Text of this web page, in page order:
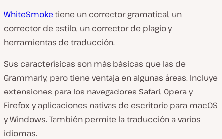
WhiteSmoke tiene un corrector gramatical, un
corrector de estilo, un corrector de plagio y
herramientas de traducción.
Sus caracterísicas son más básicas que las de
Grammarly, pero tiene ventaja en algunas áreas. Incluye
extensiones para los navegadores Safari, Opera y
Firefox y aplicaciones nativas de escritorio para macOS
y Windows. También permite la traducción a varios
idiomas.